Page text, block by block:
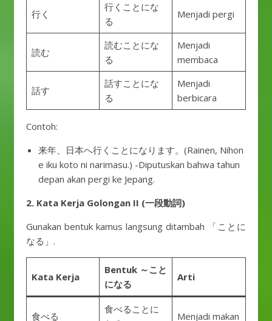
行く
行くことにな
る
Menjadi pergi
読む
読むことにな
る
Menjadi
membaca
話す
話すことにな
る
Menjadi
berbicara
Contoh:
来年、日本へ行くことになります。(Rainen, Nihon
e iku koto ni narimasu.) -Diputuskan bahwa tahun
depan akan pergi ke Jepang.
2. Kata Kerja Golongan II (一段動詞)
Gunakan bentuk kamus langsung ditambah 「ことに
なる」.
Kata Kerja
Bentuk ～こと
になる
Arti
食べる
食べることに
Menjadi makan